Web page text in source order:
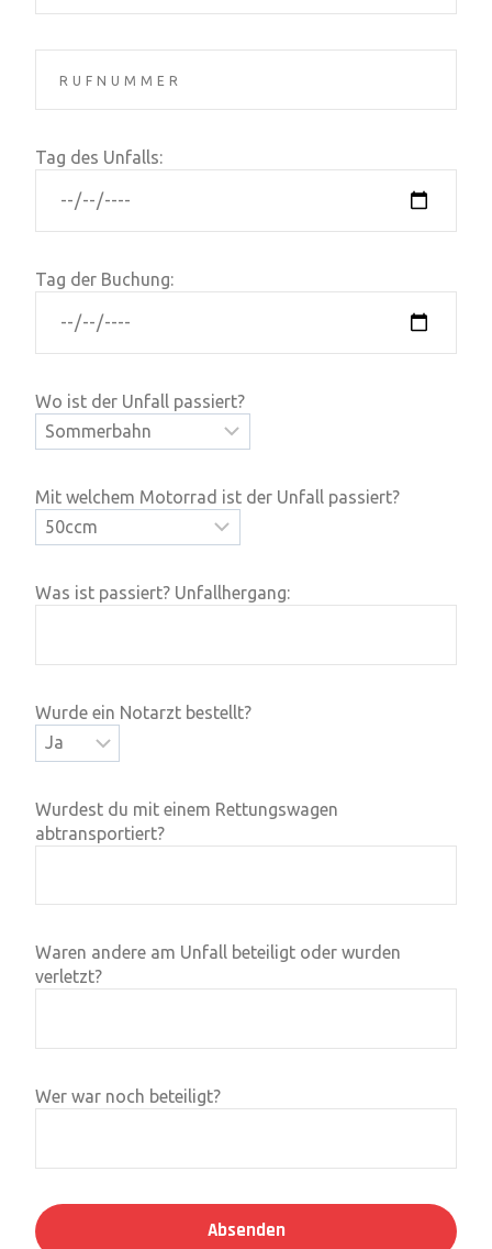
Tag des Unfalls:
Tag der Buchung:
Wo ist der Unfall passiert?
Mit welchem Motorrad ist der Unfall passiert?
Was ist passiert? Unfallhergang:
Wurde ein Notarzt bestellt?
Wurdest du mit einem Rettungswagen
abtransportiert?
Waren andere am Unfall beteiligt oder wurden
verletzt?
Wer war noch beteiligt?